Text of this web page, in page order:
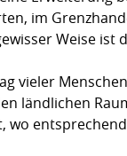
im
Weise ist
vieler
ländlichen
wo